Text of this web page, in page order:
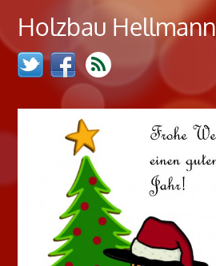
Holzbau Hellmann